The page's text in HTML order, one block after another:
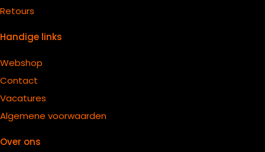
Retours
Handige links
Webshop
Contact
Vacatures
Algemene voorwaarden
Over ons